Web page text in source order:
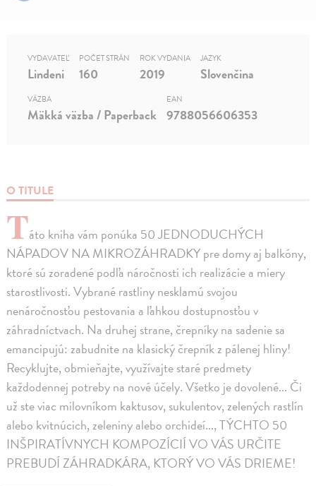
O TITULE
Táto kniha vám ponúka 50 JEDNODUCHÝCH
NÁPADOV NA MIKRO­ZÁHRADKY pre domy aj balkóny,
ktoré sú zoradené podľa náročnosti ich realizácie a miery
starostlivosti. Vybrané rastliny nesklamú svojou
nenáročnosťou pestovania a ľahkou dostupnosťou v
záhradníctvach. Na druhej strane, črepníky na sadenie sa
emancipujú: zabudnite na klasický črepník z pálenej hliny!
Recyklujte, obmieňajte, využívajte staré predmety
každodennej potreby na nové účely. Všetko je dovolené... Či
už ste viac milovníkom kaktusov, sukulentov, zelených rastlín
alebo kvitnúcich, zeleniny alebo orchideí..., TÝCHTO 50
INŠPIRATÍVNYCH KOMPOZÍCIÍ VO VÁS URČITE
PREBUDÍ ZÁHRADKÁRA, KTORÝ VO VÁS DRIEME!
VYDAVATEĽ
Lindeni
POČET STRÁN
160
ROK VYDANIA
2019
JAZYK
Slovenčina
VÄZBA
Mäkká väzba / Paperback
EAN
9788056606353